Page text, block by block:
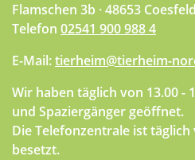
Flamschen 3b · 48653 Coesfeld
Telefon 02541 900 988 4
E-Mail:tierheim@tierheim-
Wir haben täglich von 13.00 -
und Spaziergänger geöffnet.
Die Telefonzentrale ist täglich
besetzt.